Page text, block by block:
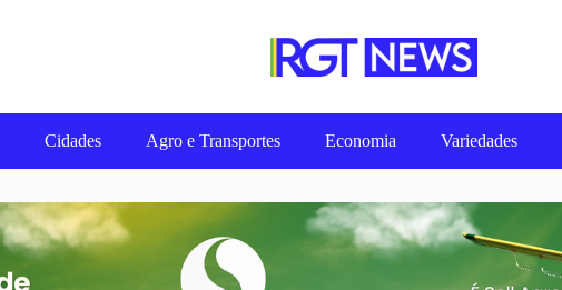
Cidades Agro e Transportes Economia Variedades